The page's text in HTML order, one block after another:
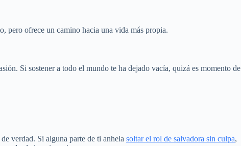
pero ofrece un camino hacia una vida más propia.
Si sostener a todo el mundo te ha dejado vacía, quizá es momento de
verdad. Si alguna parte de ti anhela soltar el rol de salvadora sin culpa,